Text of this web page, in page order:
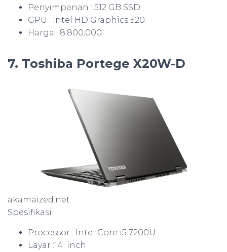
Penyimpanan : 512 GB SSD
GPU : Intel HD Graphics 520
Harga : 8.800.000
7. Toshiba Portege X20W-D
akamaized.net
Spesifikasi
Processor : Intel Core i5 7200U
Layar :14 inch